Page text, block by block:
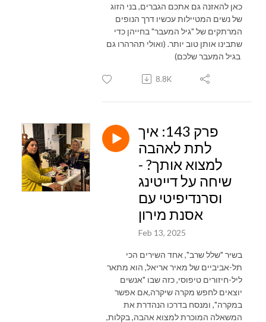
כאן להאזנה גם אתכם הגברים, בני הזוג
של נשים המטיילות עכשיו דרך הנופים
המרתקים של "גיל המעבר" בחייהן כדי
שתבינו אותן טוב יותר. (ואולי תהרהרו גם
8.8K
פרק 143: איך
לתת לאהבה
למצוא אותך? -
שיחה על דייטינג
וסרנדיפיטי עם
אסנת מירון
Feb 13, 2025
בשיר "שלל שרב", אחד השירים הכי
תל-אביביים של מאיר אריאל, הוא מתאר
ליל-חיזורים טיפוסי, כזה שבו "אנשים
יוצאים לחפש מקרה שיקרה,אם אפשר
במקרה", ומנסח בדרכו הנהדרת את
המשאלה המוכרת למצוא אהבה, בקלות,